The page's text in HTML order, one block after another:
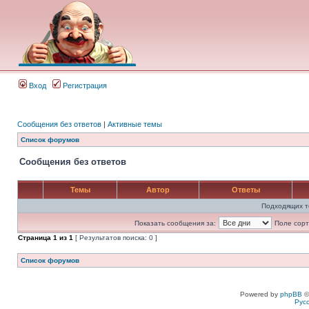
Вход Регистрация
Сообщения без ответов | Активные темы
Список форумов
Сообщения без ответов
Темы Автор Ответы
Подходящих
Показать сообщения за:
Поле
Страница 1 из 1 [ Результатов поиска: 0 ]
Список форумов
Powered by phpBB